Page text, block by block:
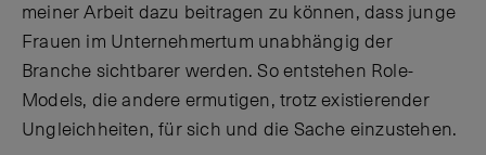
meiner Arbeit dazu beitragen zu können, dass junge
Frauen im Unternehmertum unabhängig der
Branche sichtbarer werden. So entstehen Role-
Models, die andere ermutigen, trotz existierender
Ungleichheiten, für sich und die Sache einzustehen.